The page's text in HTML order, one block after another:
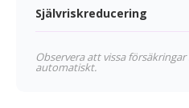
Självriskreducering
Observera att vissa
automatiskt.